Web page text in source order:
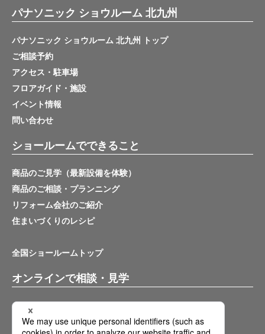
パナソニック ショウルーム 北九州
パナソニック ショウルーム 北九州 トップ
ご相談予約
アクセス・駐車場
フロアガイド・施設
イベント情報
問い合わせ
ショールームでできること
商品のご見学（最新設備を体験）
商品のご相談・プランニング
リフォーム会社のご紹介
住まいづくりのレシピ
全国ショールームトップ
オンラインで相談・見学
バーチャルショールーム
オンライン相談サービス